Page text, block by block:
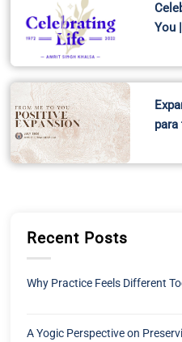
You
para
Recent Posts
Why Practice Feels Different
A Yogic Perspective on